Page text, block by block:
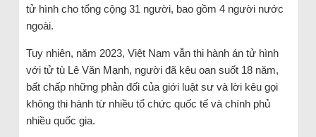
tử hình cho tổng cộng 31 người, bao gồm 4 người nước
ngoài.
Tuy nhiên, năm 2023, Việt Nam vẫn thi hành án tử hình
với tử tù Lê Văn Mạnh, người đã kêu oan suốt 18 năm,
bất chấp những phản đối của giới luật sư và lời kêu gọi
không thi hành từ nhiều tổ chức quốc tế và chính phủ
nhiều quốc gia.